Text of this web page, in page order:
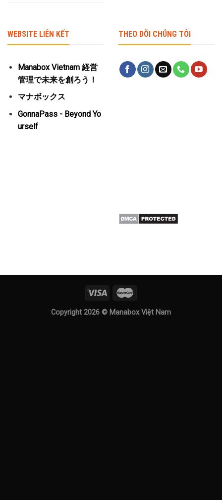
WEBSITE LIÊN KẾT
Manabox Vietnam 経営
管理で未来を創ろう！
マナボックス
GonnaPass - Beyond Yo
urself
THEO DÕI CHÚNG TÔI
Copyright 2026 © Manabox Việt Nam